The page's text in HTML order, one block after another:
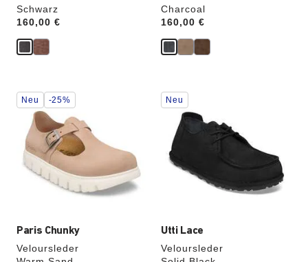
Schwarz
Price:
160,00 €
Charcoal
Price:
160,00 €
Paris Chunky
Veloursleder
Durch
Anklicken
Farben
werden
die
Produktbilder
aktualisiert.
Neu -25%
Utti Lace
Veloursleder
Durch
Anklicken
Farben
werden
die
Produktbilder
aktualisiert.
Neu